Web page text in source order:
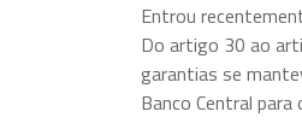
Entrou
Do artigo 30 ao
garantias se
Banco Central para